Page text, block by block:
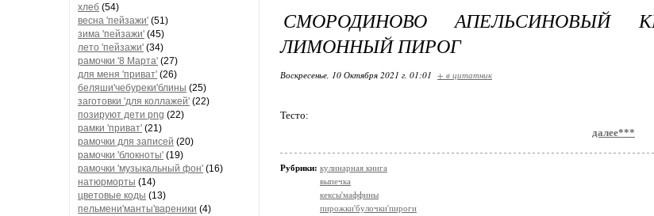
хлеб (54)
весна 'пейзажи' (51)
зима 'пейзажи' (45)
лето 'пейзажи' (34)
рамочки '8 Марта' (27)
для меня 'приват' (26)
беляши'чебуреки'блины (25)
заготовки 'для коллажей' (22)
позируют дети png (22)
рамки 'приват' (21)
рамочки для записей (20)
рамочки 'блокноты' (19)
рамочки 'музыкальный фон' (16)
натюрморты (14)
цветовые коды (13)
пельмени'манты'вареники (4)
СМОРОДИНОВО АПЕЛЬСИНОВЫЙ
ЛИМОННЫЙ ПИРОГ
Воскресенье, 10 Октября 2021 г. 01:01 + в цитатник
Тесто:
далее***
Рубрики: кулинарная книга
выпечка
кексы'маффины
пирожки'булочки'пироги